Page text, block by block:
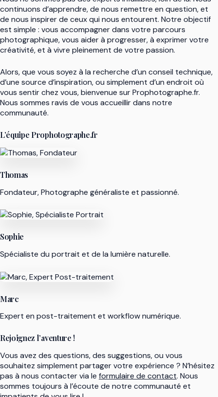
continuons d’apprendre, de nous remettre en question, et
de nous inspirer de ceux qui nous entourent. Notre objectif
est simple : vous accompagner dans votre parcours
photographique, vous aider à progresser, à exprimer votre
créativité, et à vivre pleinement de votre passion.
Alors, que vous soyez à la recherche d’un conseil technique,
d’une source d’inspiration, ou simplement d’un endroit où
vous sentir chez vous, bienvenue sur Prophotographe.fr.
Nous sommes ravis de vous accueillir dans notre
communauté.
L’équipe Prophotographe.fr
Thomas
Fondateur, Photographe généraliste et passionné.
Sophie
Spécialiste du portrait et de la lumière naturelle.
Marc
Expert en post-traitement et workflow numérique.
Rejoignez l’aventure !
Vous avez des questions, des suggestions, ou vous
souhaitez simplement partager votre expérience ? N’hésitez
pas à nous contacter via le formulaire de contact. Nous
sommes toujours à l’écoute de notre communauté et